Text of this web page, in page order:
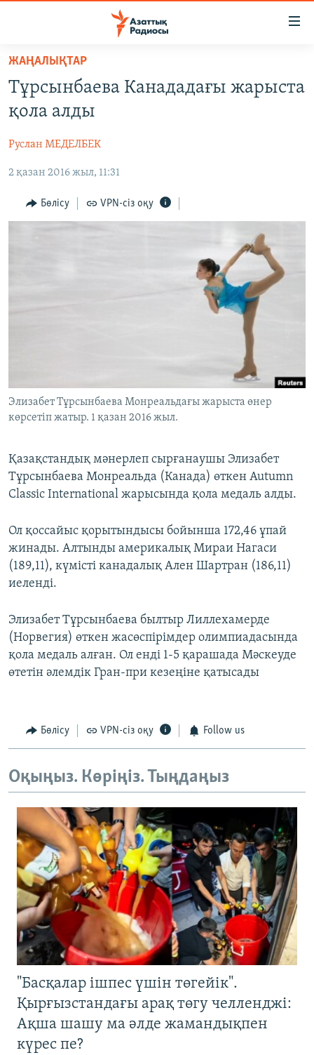
Skip
main
content
to
Navigation
ЖАҢАЛЫҚТАР
САЯСАТ
ҚАҢТАР ОҚИҒАСЫ
АДАМ ҚҰҚЫҚТАРЫ
ӘЛЕУМЕТ
Басқа тілдерде
ЖАҢАЛЫҚТАР
Тұрсынбаева Канададағы жарыста
қола алды
Руслан МЕДЕЛБЕК
2 қазан 2016 жыл, 11:31
Бөлісу VPN-сіз оқу
Элизабет Тұрсынбаева Монреальдағы жарыста өнер
көрсетіп жатыр. 1 қазан 2016 жыл.
Қазақстандық мәнерлеп сырғанаушы Элизабет
Тұрсынбаева Монреальда (Канада) өткен Autumn
Classic International жарысында қола медаль алды.
Ол қоссайыс қорытындысы бойынша 172,46 ұпай
жинады. Алтынды америкалық Мираи Нагаси
(189,11), күмісті канадалық Ален Шартран (186,11)
иеленді.
Элизабет Тұрсынбаева былтыр Лиллехамерде
(Норвегия) өткен жасөспірімдер олимпиадасында
қола медаль алған. Ол енді 1-5 қарашада Мәскеуде
өтетін әлемдік Гран-при кезеңіне қатысады
Бөлісу VPN-сіз оқу Follow us
Оқыңыз. Көріңіз. Тыңдаңыз
"Басқалар ішпес үшін төгейік".
Қырғызстандағы арақ төгу челленджі:
Ақша шашу ма әлде жамандықпен
күрес пе?